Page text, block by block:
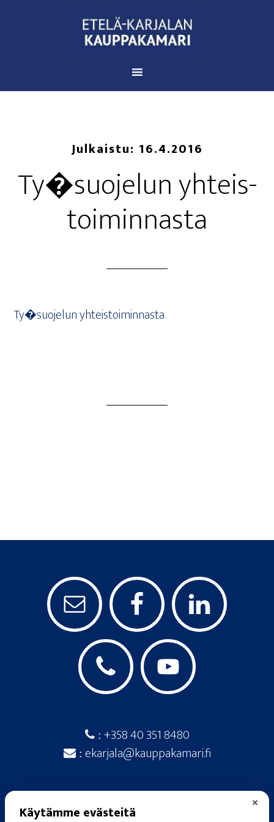
Julkaistu: 16.4.2016
Ty�suojelun yhteis­
toi­min­nas­ta
Ty�suojelun yhteis­toi­min­nas­ta
: +358 40 351 8480
: ekarjala@kauppakamari.fi
×
Käytämme evästeitä